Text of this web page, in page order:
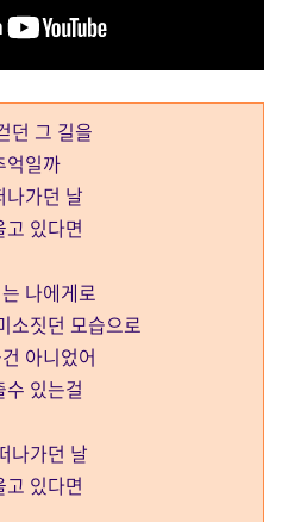
던 그 길을
억일까
나가던 날
있다면
나에게로
소짓던 모습으로
아니었어
있는걸
나가던 날
있다면